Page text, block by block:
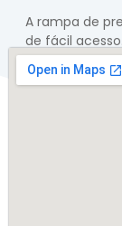
A rampa de
de fácil acesso.